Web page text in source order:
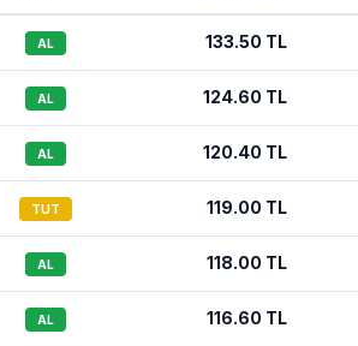
AL 133.50 TL
AL 124.60 TL
AL 120.40 TL
TUT 119.00 TL
AL 118.00 TL
AL 116.60 TL